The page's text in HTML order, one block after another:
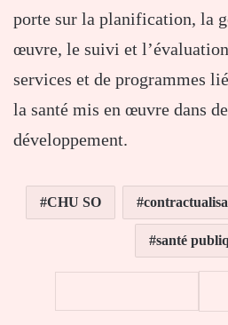
porte sur la planification, la
œuvre, le suivi et
services et de programmes
la santé mis en œuvre dans
développement.
CHU SO
santé